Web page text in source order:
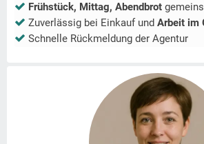
Frühstück, Mittag, Abendbrot
Zuverlässig bei Einkauf und Arbeit im
Schnelle Rückmeldung der Agentur